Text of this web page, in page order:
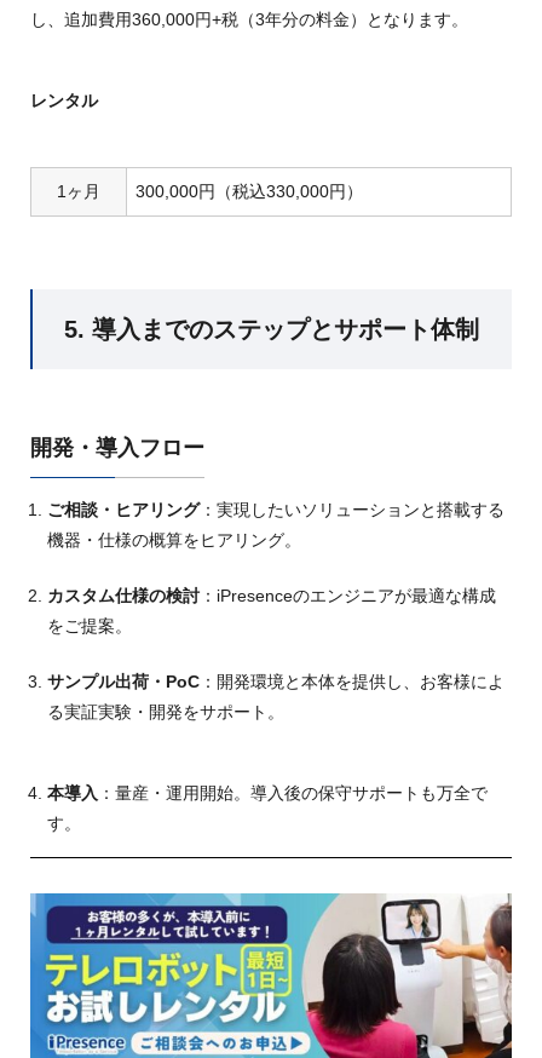
し、追加費用360,000円+税（3年分の料金）となります。
レンタル
1ヶ月 300,000円（税込330,000円）
5. 導入までのステップとサポート体制
開発・導入フロー
ご相談・ヒアリング：実現したいソリューションと搭載する
機器・仕様の概算をヒアリング。
カスタム仕様の検討 ：iPresenceのエンジニアが最適な構成
をご提案。
サンプル出荷・PoC ：開発環境と本体を提供し、お客様によ
る実証実験・開発をサポート。
本導入 ：量産・運用開始。導入後の保守サポートも万全で
す。